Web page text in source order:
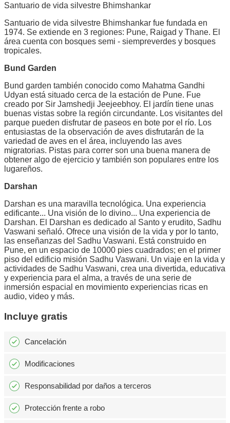
Santuario de vida silvestre Bhimshankar
Santuario de vida silvestre Bhimshankar fue fundada en
1974. Se extiende en 3 regiones: Pune, Raigad y Thane. El
área cuenta con bosques semi - siempreverdes y bosques
tropicales.
Bund Garden
Bund garden también conocido como Mahatma Gandhi
Udyan está situado cerca de la estación de Pune. Fue
creado por Sir Jamshedji Jeejeebhoy. El jardín tiene unas
buenas vistas sobre la región circundante. Los visitantes del
parque pueden disfrutar de paseos en bote por el río. Los
entusiastas de la observación de aves disfrutarán de la
variedad de aves en el área, incluyendo las aves
migratorias. Pistas para correr son una buena manera de
obtener algo de ejercicio y también son populares entre los
lugareños.
Darshan
Darshan es una maravilla tecnológica. Una experiencia
edificante... Una visión de lo divino... Una experiencia de
Darshan. El Darshan es dedicado al Santo y erudito, Sadhu
Vaswani señaló. Ofrece una visión de la vida y por lo tanto,
las enseñanzas del Sadhu Vaswani. Está construido en
Pune, en un espacio de 10000 pies cuadrados; en el primer
piso del edificio misión Sadhu Vaswani. Un viaje en la vida y
actividades de Sadhu Vaswani, crea una divertida, educativa
y experiencia para el alma, a través de una serie de
inmersión espacial en movimiento experiencias ricas en
audio, video y más.
Incluye gratis
Cancelación
Modificaciones
Responsabilidad por daños a terceros
Protección frente a robo